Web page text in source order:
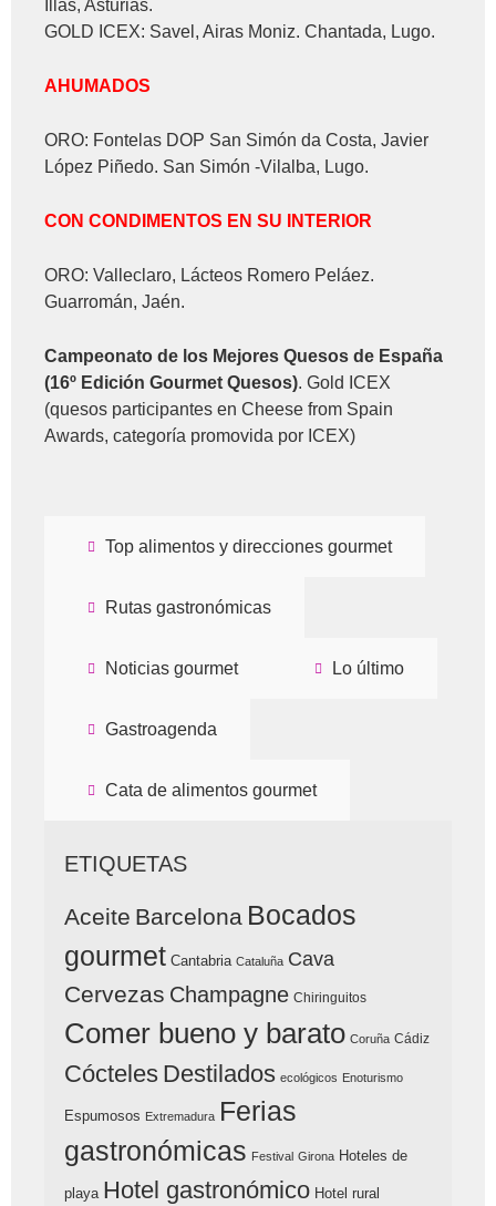
Illas, Asturias.
GOLD ICEX: Savel, Airas Moniz. Chantada, Lugo.
AHUMADOS
ORO: Fontelas DOP San Simón da Costa, Javier
López Piñedo. San Simón -Vilalba, Lugo.
CON CONDIMENTOS EN SU INTERIOR
ORO: Valleclaro, Lácteos Romero Peláez.
Guarromán, Jaén.
Campeonato de los Mejores Quesos de España
(16º Edición Gourmet Quesos). Gold ICEX
(quesos participantes en Cheese from Spain
Awards, categoría promovida por ICEX)
Top alimentos y direcciones gourmet
Rutas gastronómicas
Noticias gourmet Lo último
Gastroagenda
Cata de alimentos gourmet
ETIQUETAS
Aceite Barcelona Bocados
gourmet Cantabria Cataluña Cava
Cervezas Champagne Chiringuitos
Comer bueno y barato Coruña Cádiz
Cócteles Destilados ecológicos Enoturismo
Espumosos Extremadura Ferias
gastronómicas Festival Girona Hoteles de
playa Hotel gastronómico Hotel rural